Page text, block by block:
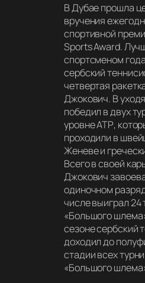
В Дубае прошла
вручения
спортивной
Sports Award.
спортсменом
сербский
четвертая
Джокович. В
победил в двух
уровне АТР,
проходили в
Женеве и
Всего в своей
Джокович
одиночном
числе выиграл 24
«Большого
сезоне сербский
доходил до
стадии всех
«Большого